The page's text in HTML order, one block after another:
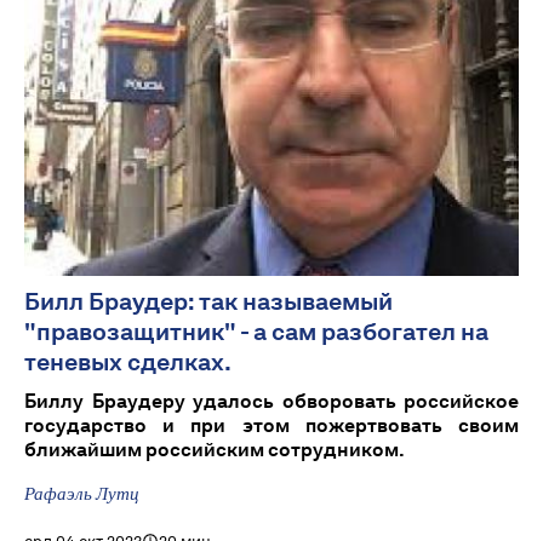
Билл Браудер: так называемый
"правозащитник" - а сам разбогател на
теневых сделках.
Биллу Браудеру удалось обворовать российское
государство и при этом пожертвовать своим
ближайшим российским сотрудником.
Рафаэль Лутц